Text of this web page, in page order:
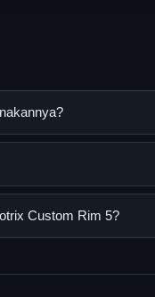
untuk membantu
pengguna. Tidak
Custom Rim 5?